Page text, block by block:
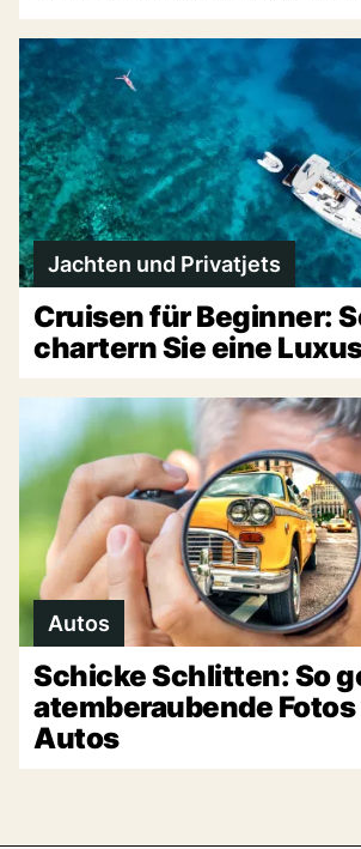
Jachten und Privatjets
Cruisen für Beginner:
chartern Sie eine
Autos
Schicke Schlitten: So
atemberaubende
Autos